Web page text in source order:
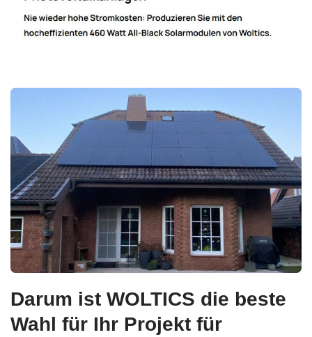
Darum ist WOLTICS die beste
Wahl für Ihr Projekt für